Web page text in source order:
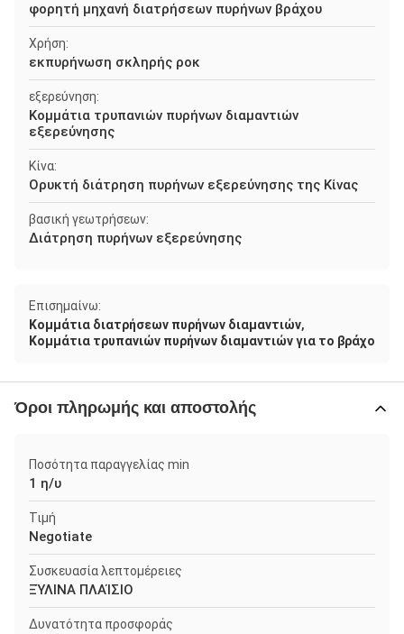
φορητή μηχανή διατρήσεων πυρήνων βράχου
Χρήση:
εκπυρήνωση σκληρής ροκ
εξερεύνηση:
Κομμάτια τρυπανιών πυρήνων διαμαντιών
εξερεύνησης
Κίνα:
Ορυκτή διάτρηση πυρήνων εξερεύνησης της Κίνας
βασική γεωτρήσεων:
Διάτρηση πυρήνων εξερεύνησης
Επισημαίνω:
Κομμάτια διατρήσεων πυρήνων διαμαντιών,
Κομμάτια τρυπανιών πυρήνων διαμαντιών για το βράχο
Όροι πληρωμής και αποστολής
Ποσότητα παραγγελίας min
1 η/υ
Τιμή
Negotiate
Συσκευασία λεπτομέρειες
ΞΎΛΙΝΑ ΠΛΑΊΣΙΟ
Δυνατότητα προσφοράς